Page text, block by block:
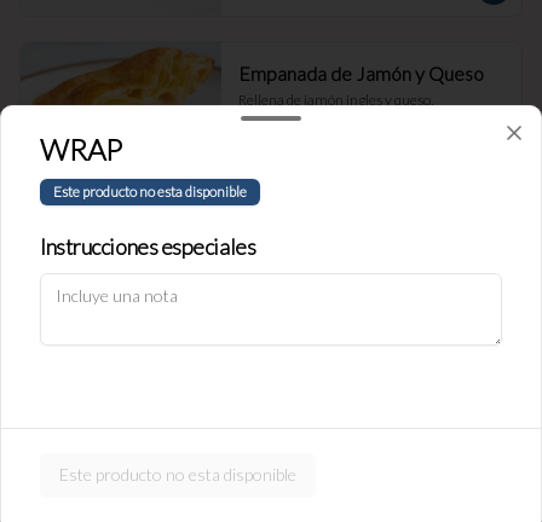
Empanada de Jamón y Queso
Rellena de jamón ingles y queso.
S/ 11.90
S/ 11.90
Política de Cookies
Haga clic en Aceptar para permitir que Justo use cookies a fin
WRAP
Este producto no esta disponible
Instrucciones especiales
Este producto no esta disponible